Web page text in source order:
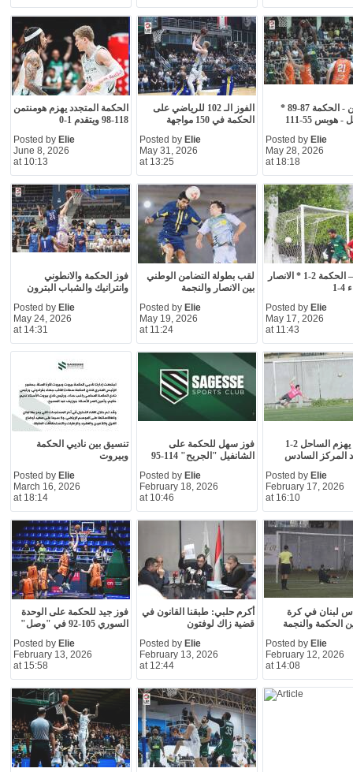
الحكمة المتجدد يهزم هومنتمن
118-98 ويتقدم 1-0
Posted by Elie
June 8, 2026
at 10:13
الفوز الـ 102 للرياضي على
الحكمة في 150 مواجهة
Posted by Elie
May 31, 2026
at 13:25
هومنتمن - الحكمة 87-89 *
هوبس 55-111
Posted by Elie
May 28, 2026
at 18:18
فوز الحكمة والانطوني
وانترانيك والشباب البترون
Posted by Elie
May 24, 2026
at 14:31
لقب بطولة التضامن الوطني
بين الانصار والنجمة
Posted by Elie
May 19, 2026
at 11:24
النجمة – الحكمة 2-1 * الانصار
1
Posted by Elie
May 17, 2026
at 11:43
تنسيق بين ناديي الحكمة
وبيروت
Posted by Elie
March 16, 2026
at 18:14
فوز سهل للحكمة على
الشانفيل "الجريح" 114-95
Posted by Elie
February 18, 2026
at 10:46
الحكمة يهزم الساحل 2-1
المركز السادس
Posted by Elie
February 17, 2026
at 16:10
فوز جيد للحكمة على الوحدة
السوري 105-92 في "وصل"
Posted by Elie
February 13, 2026
at 15:58
أكرم حلبي: طبقنا القانون في
قضية زاك لوفتون
Posted by Elie
February 13, 2026
at 12:44
لبنان في كرة
الحكمة والنجمة
Posted by Elie
February 12, 2026
at 14:08